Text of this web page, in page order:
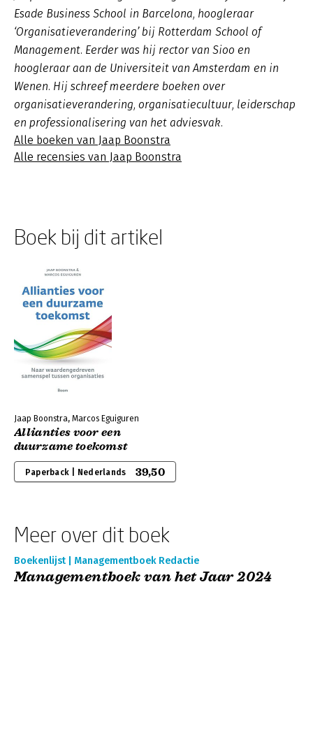
Esade Business School in Barcelona, hoogleraar
‘Organisatieverandering’ bij Rotterdam School of
Management. Eerder was hij rector van Sioo en
hoogleraar aan de Universiteit van Amsterdam en in
Wenen. Hij schreef meerdere boeken over
organisatieverandering, organisatiecultuur, leiderschap
en professionalisering van het adviesvak.
Alle boeken van Jaap Boonstra
Alle recensies van Jaap Boonstra
Boek bij dit artikel
Jaap Boonstra, Marcos Eguiguren
Allianties voor een
duurzame toekomst
Paperback | Nederlands 39,50
Meer over dit boek
Boekenlijst | Managementboek Redactie
Managementboek van het Jaar 2024